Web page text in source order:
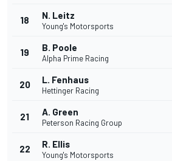
18 N. Leitz
Young's Motorsports
19 B. Poole
Alpha Prime Racing
20 L. Fenhaus
Hettinger Racing
21 A. Green
Peterson Racing Group
22 R. Ellis
Young's Motorsports